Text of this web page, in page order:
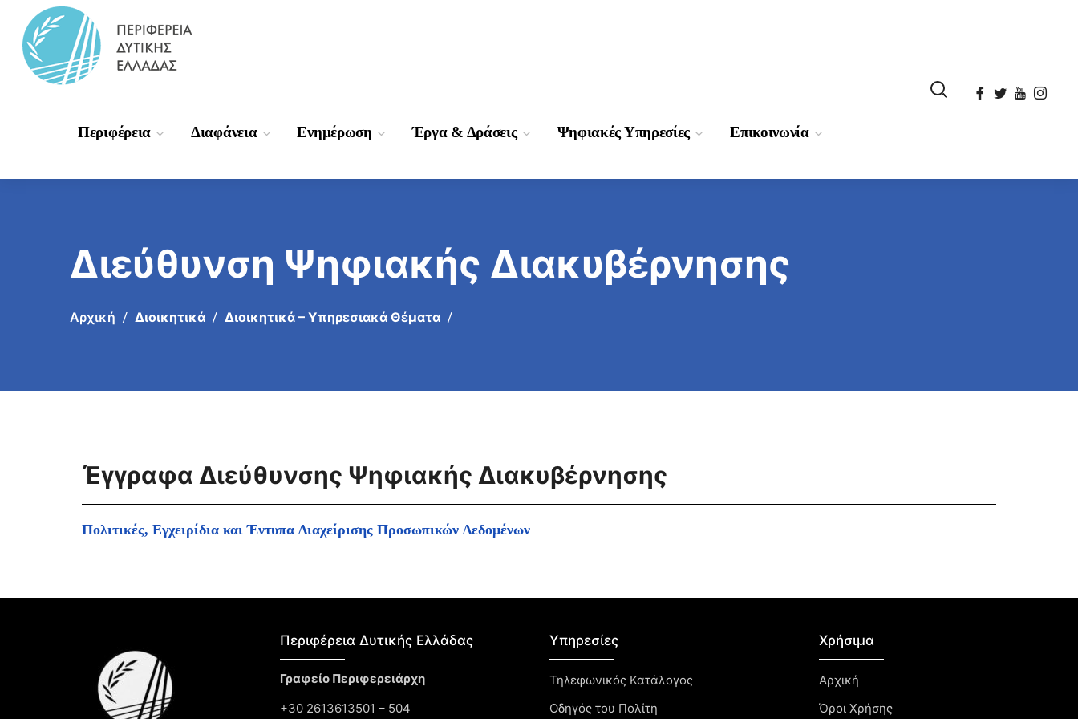
Περιφέρεια Διαφάνεια Ενημέρωση Έργα & Δράσεις Ψηφιακές Υπηρεσίες Επικοινωνία
Διεύθυνση Ψηφιακής Διακυβέρνησης
Αρχική Διοικητικά Διοικητικά – Υπηρεσιακά Θέματα
Έγγραφα Διεύθυνσης Ψηφιακής Διακυβέρνησης
Πολιτικές, Εγχειρίδια και Έντυπα Διαχείρισης Προσωπικών Δεδομένων
Περιφέρεια Δυτικής Ελλάδας​
Γραφείο Περιφερειάρχη
+30 2613613501 – 504
Υπηρεσίες
Τηλεφωνικός Κατάλογος
Οδηγός του Πολίτη
Χρήσιμα
Αρχική
Όροι Χρήσης